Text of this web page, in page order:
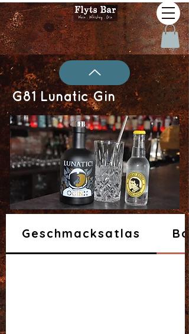
G81 Lunatic Gin
Geschmacksatlas